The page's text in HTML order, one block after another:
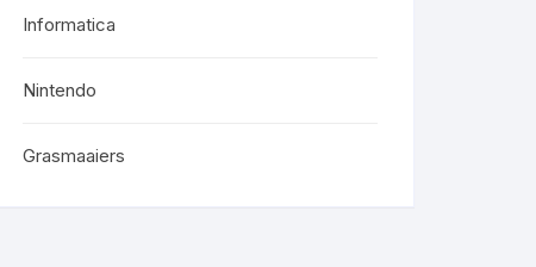
Informatica
Nintendo
Grasmaaiers